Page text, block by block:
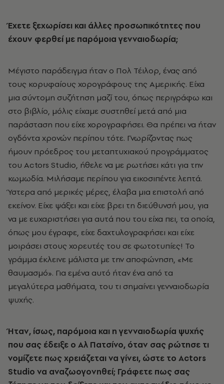
Έχετε ξεχωρίσει και άλλες προσωπικότητες που
έχουν φερθεί με παρόμοια γενναιοδωρία;
Μέγιστο παράδειγμα ήταν ο Πολ Τέιλορ, ένας από
τους κορυφαίους χορογράφους της Αμερικής. Είχα
μια σύντομη συζήτηση μαζί του, όπως περιγράφω και
στο βιβλίο, μόλις είχαμε συστηθεί μετά από μια
παράσταση που είχε χορογραφήσει. Θα πρέπει να ήταν
ογδόντα χρονών περίπου τότε. Γνωρίζοντας πως
ήμουν πρόεδρος του μεταπτυχιακού προγράμματος
του Actors Studio, ήθελε να με ρωτήσει κάτι για την
κωμωδία. Μιλήσαμε περίπου για εικοσιπέντε λεπτά.
Ύστερα από μερικές μέρες, έλαβα μια επιστολή από
εκείνον. Είχε ψάξει και είχε βρει τη διεύθυνσή μου, για
να με ευχαριστήσει για αυτά που του είχα πει, τα οποία,
όπως μου έγραφε, είχε δαχτυλογραφήσει και είχε
μοιράσει στους χορευτές του σε φωτοτυπίες! Το
γράμμα έκλεινε μάλιστα με την αποφώνηση, «Με
θαυμασμό». Για εμένα αυτό ήταν ένα από τα
μεγαλύτερα μαθήματα, του τι σημαίνει γενναιοδωρία
ψυχής.
Ήταν, ίσως, παρόμοια και η γενναιοδωρία ψυχής
που σας έδειξε ο Αλ Πατσίνο, όταν σας ρώτησε τι
νομίζετε πως χρειάζεται να γίνει, ώστε το Actors
Studio να αναζωογονηθεί; Γράφετε πως σας